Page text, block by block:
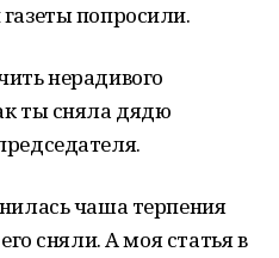
попросили.
нерадивого
ты сняла дядю
чаша терпения
сняли. А моя статья в